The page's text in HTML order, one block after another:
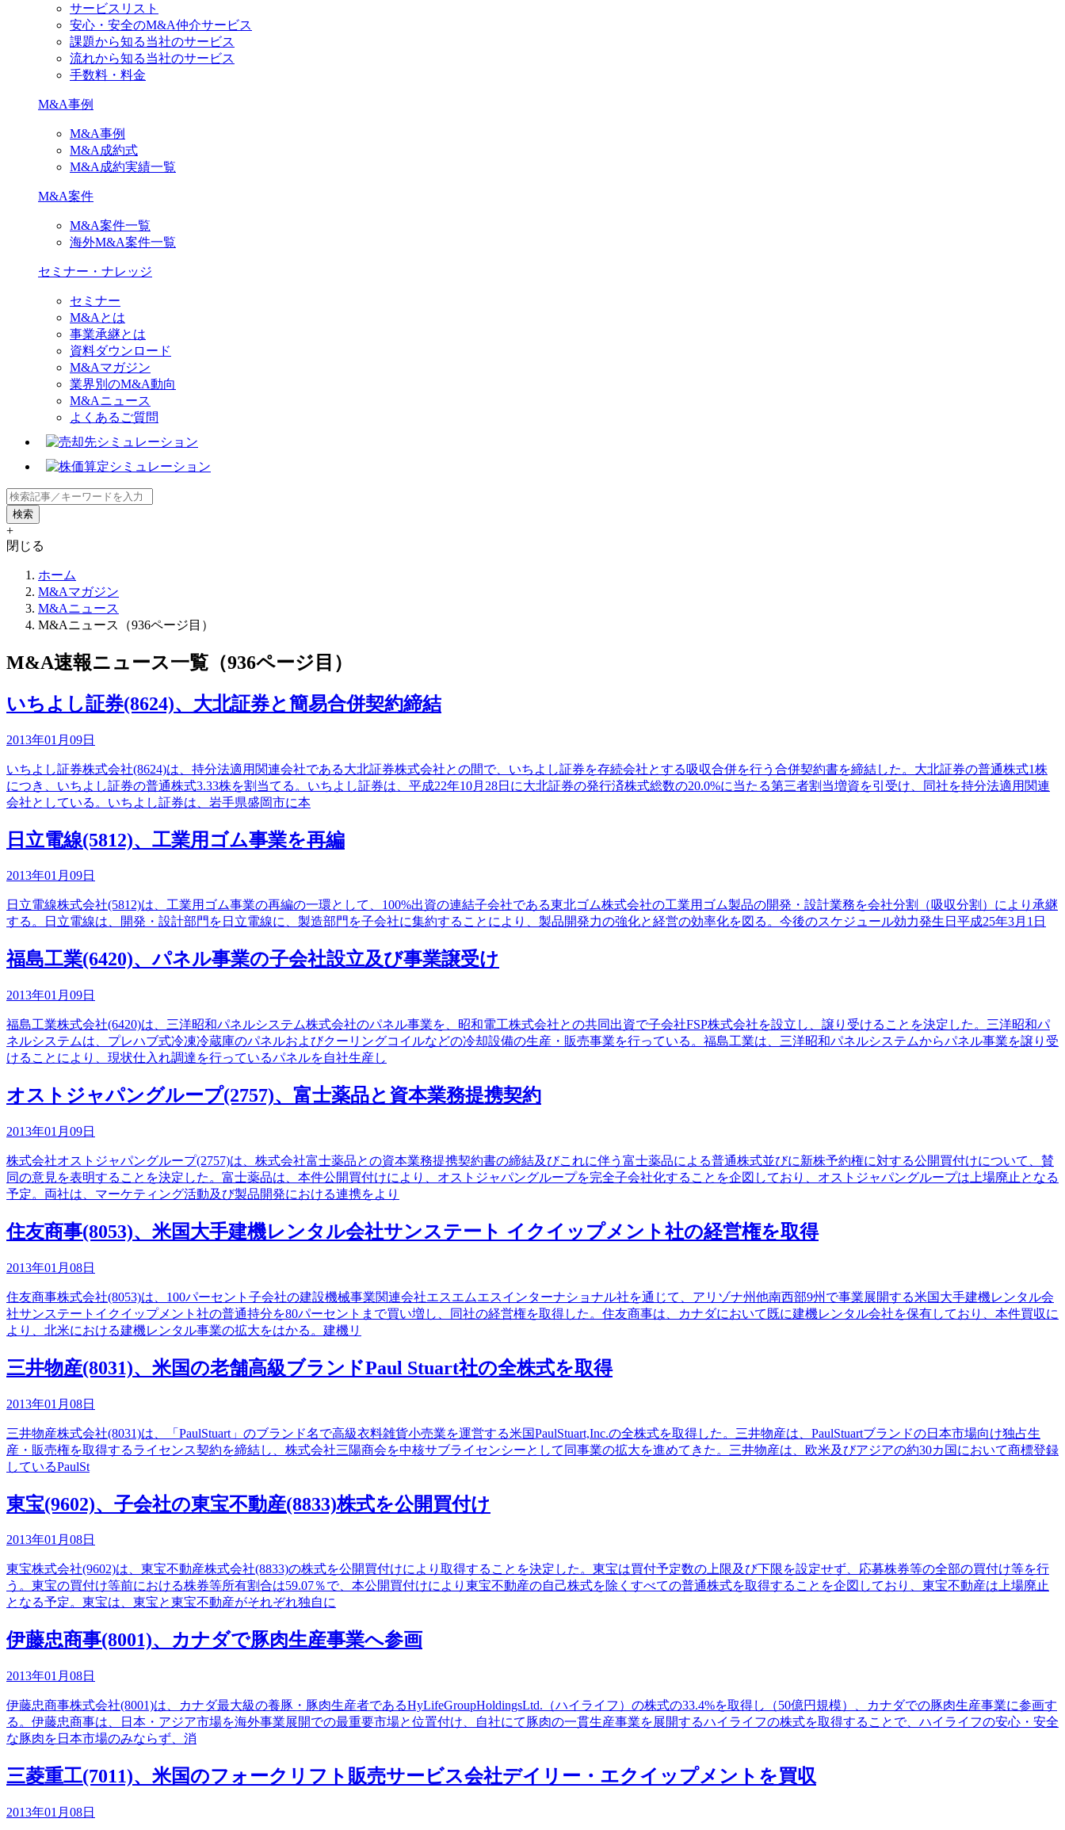
サービスリスト
安心・安全のM&A仲介サービス
課題から知る当社のサービス
流れから知る当社のサービス
手数料・料金
M&A事例
M&A事例
M&A成約式
M&A成約実績一覧
M&A案件
M&A案件一覧
海外M&A案件一覧
セミナー・ナレッジ
セミナー
M&Aとは
事業承継とは
資料ダウンロード
M&Aマガジン
業界別のM&A動向
M&Aニュース
よくあるご質問
+
閉じる
ホーム
M&Aマガジン
M&Aニュース
M&Aニュース（936ページ目）
M&A速報ニュース一覧（936ページ目）
いちよし証券(8624)、大北証券と簡易合併契約締結
2013年01月09日
いちよし証券株式会社(8624)は、持分法適用関連会社である大北証券株式会社との間で、いちよし証券を存続会社とする吸収合併を行う合併契約書を締結した。大北証券の普通株式1株
につき、いちよし証券の普通株式3.33株を割当てる。いちよし証券は、平成22年10月28日に大北証券の発行済株式総数の20.0%に当たる第三者割当増資を引受け、同社を持分法適用関連
会社としている。いちよし証券は、岩手県盛岡市に本
日立電線(5812)、工業用ゴム事業を再編
2013年01月09日
日立電線株式会社(5812)は、工業用ゴム事業の再編の一環として、100%出資の連結子会社である東北ゴム株式会社の工業用ゴム製品の開発・設計業務を会社分割（吸収分割）により承継
する。日立電線は、開発・設計部門を日立電線に、製造部門を子会社に集約することにより、製品開発力の強化と経営の効率化を図る。今後のスケジュール効力発生日平成25年3月1日
福島工業(6420)、パネル事業の子会社設立及び事業譲受け
2013年01月09日
福島工業株式会社(6420)は、三洋昭和パネルシステム株式会社のパネル事業を、昭和電工株式会社との共同出資で子会社FSP株式会社を設立し、譲り受けることを決定した。三洋昭和パ
ネルシステムは、プレハブ式冷凍冷蔵庫のパネルおよびクーリングコイルなどの冷却設備の生産・販売事業を行っている。福島工業は、三洋昭和パネルシステムからパネル事業を譲り受
けることにより、現状仕入れ調達を行っているパネルを自社生産し
オストジャパングループ(2757)、富士薬品と資本業務提携契約
2013年01月09日
株式会社オストジャパングループ(2757)は、株式会社富士薬品との資本業務提携契約書の締結及びこれに伴う富士薬品による普通株式並びに新株予約権に対する公開買付けについて、賛
同の意見を表明することを決定した。富士薬品は、本件公開買付けにより、オストジャパングループを完全子会社化することを企図しており、オストジャパングループは上場廃止となる
予定。両社は、マーケティング活動及び製品開発における連携をより
住友商事(8053)、米国大手建機レンタル会社サンステート イクイップメント社の経営権を取得
2013年01月08日
住友商事株式会社(8053)は、100パーセント子会社の建設機械事業関連会社エスエムエスインターナショナル社を通じて、アリゾナ州他南西部9州で事業展開する米国大手建機レンタル会
社サンステートイクイップメント社の普通持分を80パーセントまで買い増し、同社の経営権を取得した。住友商事は、カナダにおいて既に建機レンタル会社を保有しており、本件買収に
より、北米における建機レンタル事業の拡大をはかる。建機リ
三井物産(8031)、米国の老舗高級ブランドPaul Stuart社の全株式を取得
2013年01月08日
三井物産株式会社(8031)は、「PaulStuart」のブランド名で高級衣料雑貨小売業を運営する米国PaulStuart,Inc.の全株式を取得した。三井物産は、PaulStuartブランドの日本市場向け独占生
産・販売権を取得するライセンス契約を締結し、株式会社三陽商会を中核サブライセンシーとして同事業の拡大を進めてきた。三井物産は、欧米及びアジアの約30カ国において商標登録
しているPaulSt
東宝(9602)、子会社の東宝不動産(8833)株式を公開買付け
2013年01月08日
東宝株式会社(9602)は、東宝不動産株式会社(8833)の株式を公開買付けにより取得することを決定した。東宝は買付予定数の上限及び下限を設定せず、応募株券等の全部の買付け等を行
う。東宝の買付け等前における株券等所有割合は59.07％で、本公開買付けにより東宝不動産の自己株式を除くすべての普通株式を取得することを企図しており、東宝不動産は上場廃止
となる予定。東宝は、東宝と東宝不動産がそれぞれ独自に
伊藤忠商事(8001)、カナダで豚肉生産事業へ参画
2013年01月08日
伊藤忠商事株式会社(8001)は、カナダ最大級の養豚・豚肉生産者であるHyLifeGroupHoldingsLtd.（ハイライフ）の株式の33.4%を取得し（50億円規模）、カナダでの豚肉生産事業に参画す
る。伊藤忠商事は、日本・アジア市場を海外事業展開での最重要市場と位置付け、自社にて豚肉の一貫生産事業を展開するハイライフの株式を取得することで、ハイライフの安心・安全
な豚肉を日本市場のみならず、消
三菱重工(7011)、米国のフォークリフト販売サービス会社デイリー・エクイップメントを買収
2013年01月08日